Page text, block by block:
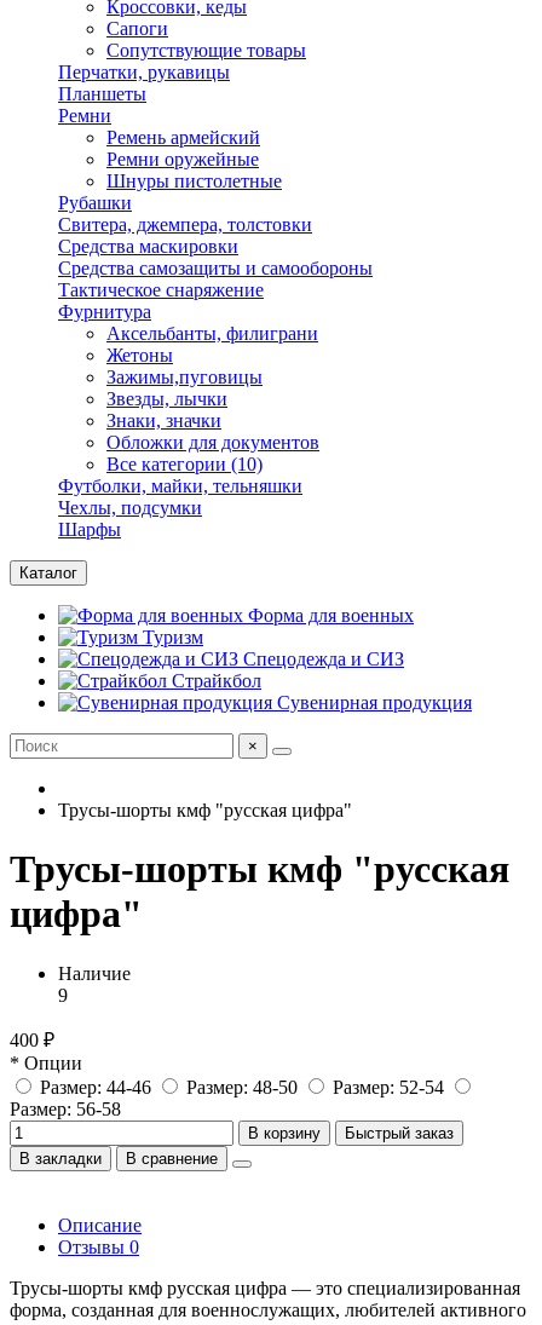
Кроссовки, кеды
Сапоги
Сопутствующие товары
Перчатки, рукавицы
Планшеты
Ремни
Ремень армейский
Ремни оружейные
Шнуры пистолетные
Рубашки
Свитера, джемпера, толстовки
Средства маскировки
Средства самозащиты и самообороны
Тактическое снаряжение
Фурнитура
Аксельбанты, филиграни
Жетоны
Зажимы,пуговицы
Звезды, лычки
Знаки, значки
Обложки для документов
Все категории (10)
Футболки, майки, тельняшки
Чехлы, подсумки
Шарфы
Каталог
Форма для военных
Туризм
Спецодежда и СИЗ
Страйкбол
Сувенирная продукция
×
Трусы-шорты кмф "русская цифра"
Трусы-шорты кмф "русская
цифра"
Наличие
9
400 ₽
* Опции
Размер: 44-46
Размер: 48-50
Размер: 52-54
Размер: 56-58
В корзину
Быстрый заказ
В закладки
В сравнение
Описание
Отзывы 0
Трусы-шорты кмф русская цифра — это специализированная
форма, созданная для военнослужащих, любителей активного